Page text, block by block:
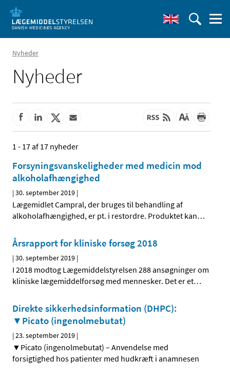
Nyheder
Nyheder
1 - 17 af 17 nyheder
Forsyningsvanskeligheder med medicin mod
alkoholafhængighed
|30. september 2019 |
Lægemidlet Campral, der bruges til behandling af
alkoholafhængighed, er pt. i restordre. Produktet kan…
Årsrapport for kliniske forsøg 2018
|30. september 2019 |
I 2018 modtog Lægemiddelstyrelsen 288 ansøgninger om
kliniske lægemiddelforsøg med mennesker. Det er et…
Direkte sikkerhedsinformation (DHPC):
▼Picato (ingenolmebutat)
|23. september 2019 |
▼Picato (ingenolmebutat) – Anvendelse med
forsigtighed hos patienter med hudkræft i anamnesen